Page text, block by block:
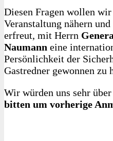
Diesen Fragen wollen wir
Veranstaltung nähern
erfreut, mit Herrn
Naumann eine
Persönlichkeit der
Gastredner gewonnen zu
Wir würden uns sehr
bitten um vorherige